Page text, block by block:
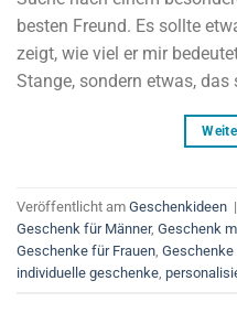
besten Freund. Es sollte
zeigt, wie viel er mir
Stange, sondern etwas, das
Veröffentlicht am Geschenkideen |
Geschenk für Männer, Geschenk
Geschenke für Frauen Geschenke
individuelle geschenke